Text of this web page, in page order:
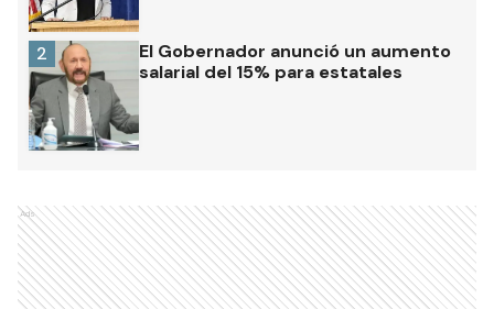
El Gobernador anunció un aumento
salarial del 15% para estatales
2
Ads